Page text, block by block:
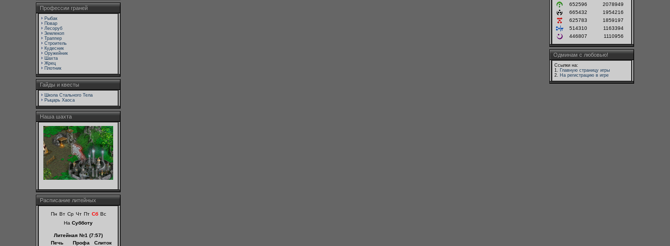
Профессии граней
Рыбак
Повар
Лесоруб
Землекоп
Траппер
Строитель
Кудесник
Оружейник
Шахта
Жрец
Плотник
Гайды и квесты
Школа Стального Тела
Рыцарь Хаоса
Наша шахта
Расписание литейных
Пн Вт Ср Чт Пт Сб Вс
На Субботу
Литейная №1 (7:57)
Печь
Профа Слиток
652596
2078949
665432
1954216
625783
1859197
514310
1163394
446807
1110956
Одминам с любовью!
Ссылки на:
1. Главную страницу игры
2. На регистрацию в игре